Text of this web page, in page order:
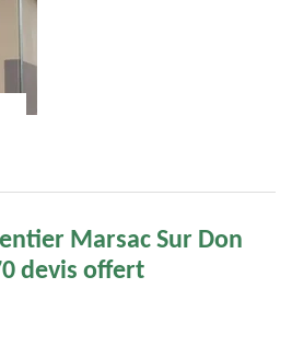
Marsac Sur Don
devis offert